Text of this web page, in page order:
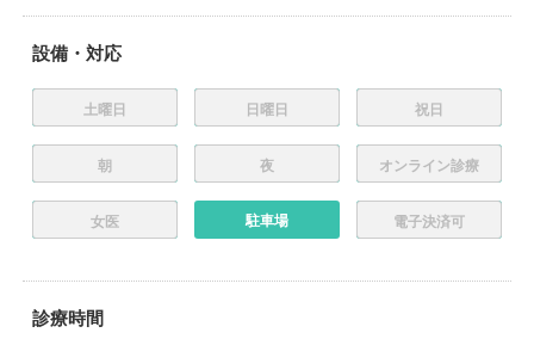
設備・対応
土曜日 日曜日 祝日
朝 夜 オンライン診療
女医 駐車場 電子決済可
診療時間